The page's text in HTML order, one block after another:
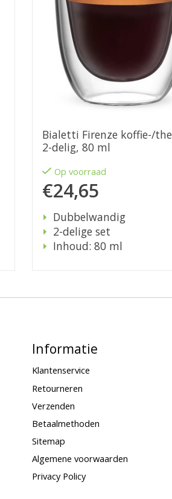
Bialetti Firenze koffie-/
2-delig, 80 ml
Op voorraad
€24,65
Dubbelwandig
2-delige set
Inhoud: 80 ml
Informatie
Klantenservice
Retourneren
Verzenden
Betaalmethoden
Sitemap
Algemene voorwaarden
Privacy Policy